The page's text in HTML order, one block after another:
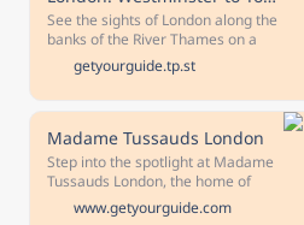
See the sights of London along the
banks of the River Thames on a
sightseeing cruise from
Westminster Pier to Embankment
Pier, Festival Pier, Bankside Pier,
and Tower Bridge Quay.
getyourguide.tp.st
Madame Tussauds London
Step into the spotlight at Madame
Tussauds London, the home of
famous fun in the capital. Star in
immersive experiences and get up
www.getyourguide.com